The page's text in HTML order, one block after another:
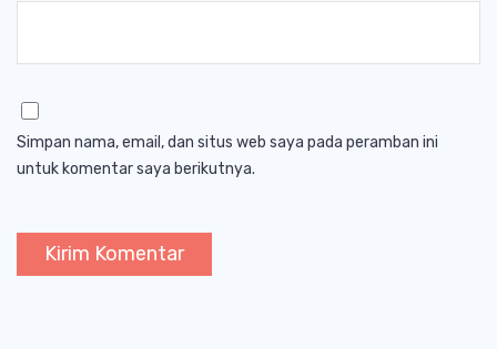
Simpan nama, email, dan situs web saya pada peramban ini
untuk komentar saya berikutnya.